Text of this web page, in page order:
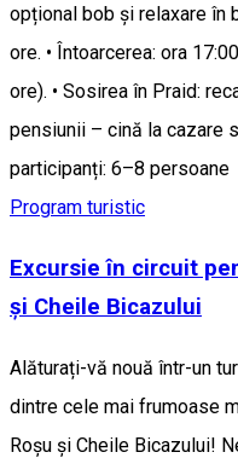
opțional bob și relaxare în
ore. • Întoarcerea: ora
ore). • Sosirea în Praid:
pensiunii – cină la cazare
participanți: 6–8 persoane
Program turistic
Excursie în circuit
și Cheile Bicazului
Alăturați-vă nouă într-un
dintre cele mai frumoase
Roșu și Cheile Bicazului!